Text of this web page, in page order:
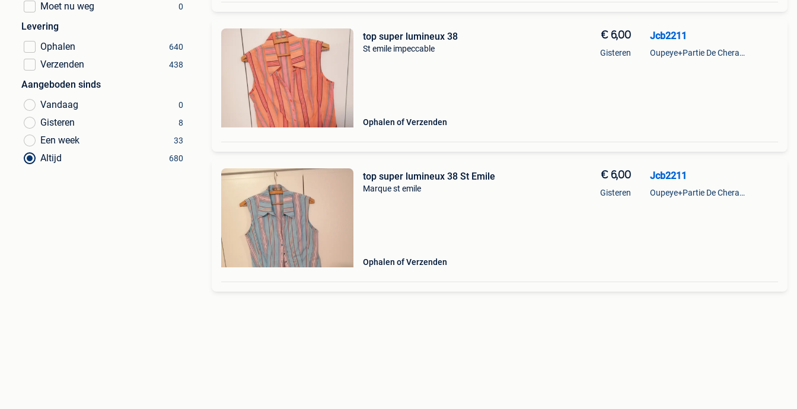
Moet nu weg
0
Levering
Ophalen
640
Verzenden 438
Aangeboden sinds
Vandaag
0
Gisteren 8
Een week 33
Altijd 680
top super lumineux 38
St emile impeccable
Ophalen of Verzenden
€ 6,00
Gisteren
Jcb2211
Oupeye+Partie De Cheratte, Herstal Et Wandre
top super lumineux 38 St Emile
Marque st emile
Ophalen of Verzenden
€ 6,00
Gisteren
Jcb2211
Oupeye+Partie De Cheratte, Herstal Et Wandre